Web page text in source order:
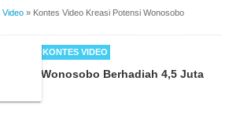
Video » Kontes Video Kreasi Potensi Wonosobo
KONTES VIDEO
Wonosobo Berhadiah 4,5 Juta